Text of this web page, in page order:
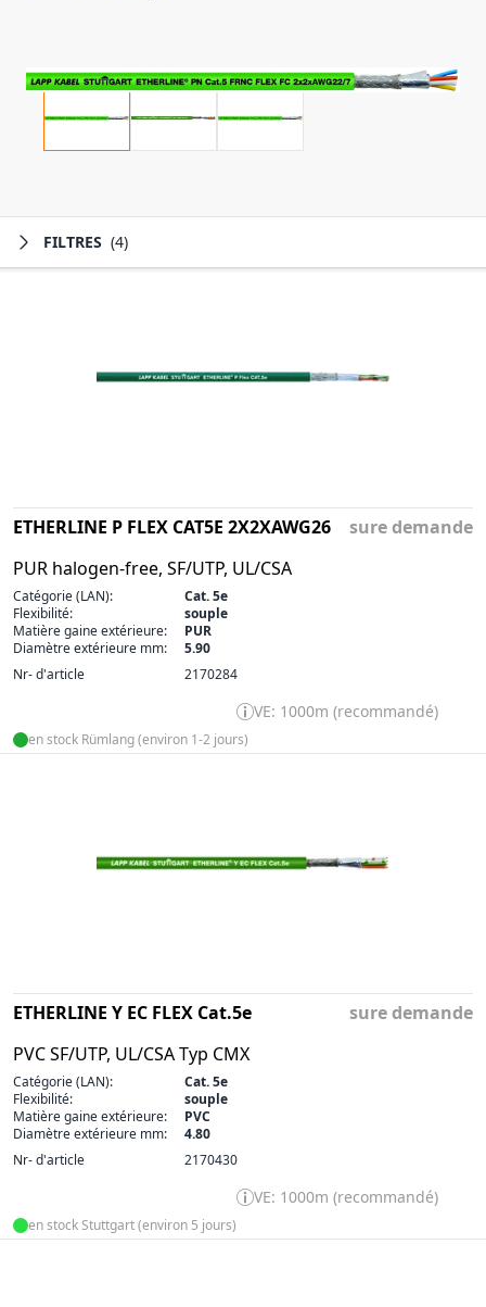
FILTRES (4)
ETHERLINE P FLEX CAT5E 2X2XAWG26
PUR halogen-free, SF/UTP, UL/CSA
sure demande
Catégorie (LAN):
Cat. 5e
Flexibilité:
souple
Matière gaine extérieure:
PUR
Diamètre extérieure mm:
5.90
Nr- d'article
2170284
VE: 1000m (recommandé)
en stock Rümlang (environ 1-2 jours)
ETHERLINE Y EC FLEX Cat.5e
PVC SF/UTP, UL/CSA Typ CMX
sure demande
Catégorie (LAN):
Cat. 5e
Flexibilité:
souple
Matière gaine extérieure:
PVC
Diamètre extérieure mm:
4.80
Nr- d'article
2170430
VE: 1000m (recommandé)
en stock Stuttgart (environ 5 jours)